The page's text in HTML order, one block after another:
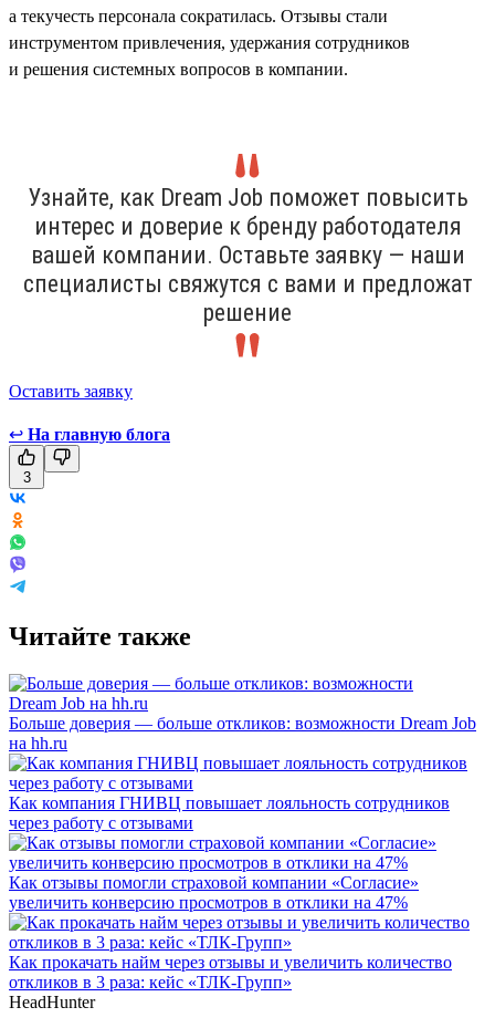
а текучесть персонала сократилась. Отзывы стали
инструментом привлечения, удержания сотрудников
и решения системных вопросов в компании.
Узнайте, как Dream Job поможет повысить
интерес и доверие к бренду работодателя
вашей компании. Оставьте заявку — наши
специалисты свяжутся с вами и предложат
решение
Оставить заявку
↩ На главную блога
3
Читайте также
Больше доверия — больше откликов: возможности Dream Job
на hh.ru
Как компания ГНИВЦ повышает лояльность сотрудников
через работу с отзывами
Как отзывы помогли страховой компании «Согласие»
увеличить конверсию просмотров в отклики на 47%
Как прокачать найм через отзывы и увеличить количество
откликов в 3 раза: кейс «ТЛК-Групп»
HeadHunter